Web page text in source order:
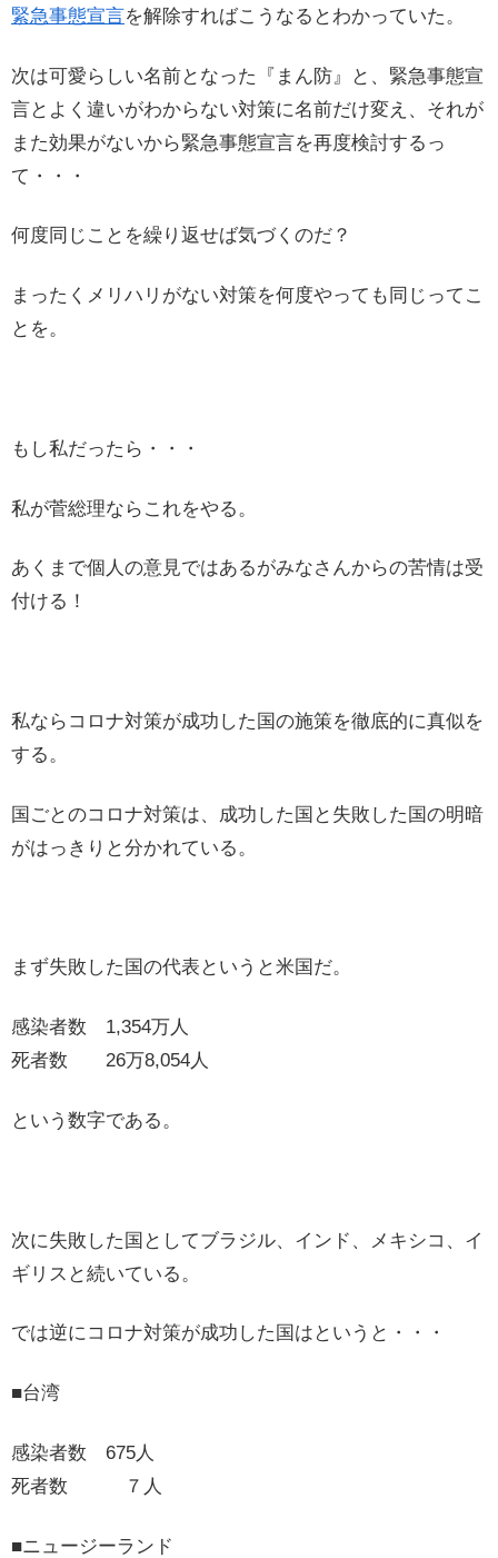
緊急事態宣言を解除すればこうなるとわかっていた。
次は可愛らしい名前となった『まん防』と、緊急事態宣
言とよく違いがわからない対策に名前だけ変え、それが
また効果がないから緊急事態宣言を再度検討するっ
て・・・
何度同じことを繰り返せば気づくのだ？
まったくメリハリがない対策を何度やっても同じってこ
とを。
もし私だったら・・・
私が菅総理ならこれをやる。
あくまで個人の意見ではあるがみなさんからの苦情は受
付ける！
私ならコロナ対策が成功した国の施策を徹底的に真似を
する。
国ごとのコロナ対策は、成功した国と失敗した国の明暗
がはっきりと分かれている。
まず失敗した国の代表というと米国だ。
感染者数 1,354万人
死者数 26万8,054人
という数字である。
次に失敗した国としてブラジル、インド、メキシコ、イ
ギリスと続いている。
では逆にコロナ対策が成功した国はというと・・・
■台湾
感染者数 675人
死者数 ７人
■ニュージーランド